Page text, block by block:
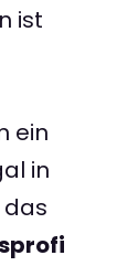
ist
ein
in